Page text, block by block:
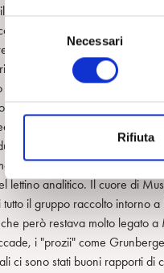
l
z
e
d
e
c
Necessari
Rifiuta
tra colleghi. Ad esempio
nel caso di Musatti o di
Molinari triestino e Musatti
Musatti el Professòr.
organizzato di psicoanalisti, di
con il patrocinio di Musatti.
anche a Bologna. Tra le
volumi del suo trattato.
stretta di stima e affetto.
lettino analitico. Il cuore di
il gruppo raccolto intorno
però restava molto legato
i "prozii" come
ci sono stati buoni rapporti di